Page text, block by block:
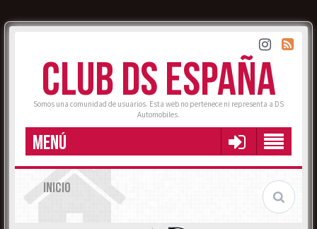
CLUB DS ESPAÑA
Somos una comunidad de usuarios. Esta web no pertenece ni representa a DS
Automobiles.
MENÚ
INICIO